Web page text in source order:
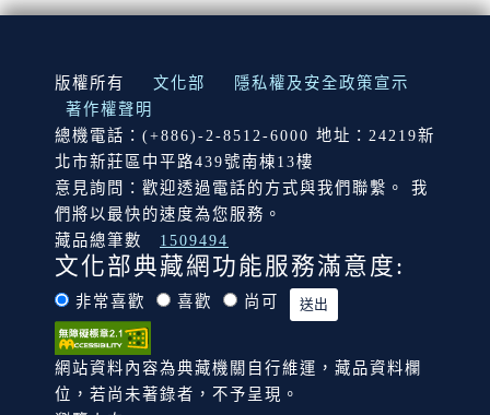
:::
版權所有 文化部
隱私權及安全政策宣示
著作權聲明
總機電話：(+886)-2-8512-6000 地址：24219新
北市新莊區中平路439號南棟13樓
意見詢問：歡迎透過電話的方式與我們聯繫。 我
們將以最快的速度為您服務。
藏品總筆數
1509494
文化部典藏網功能服務滿意度:
非常喜歡 喜歡 尚可
網站資料內容為典藏機關自行維運，藏品資料欄
位，若尚未著錄者，不予呈現。